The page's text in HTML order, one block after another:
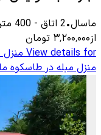
ماسال•
2 اتاق -
400
از۳٬۲۰۰٬۰۰۰ تومان
View details for
منزل مبله در طاسکوه